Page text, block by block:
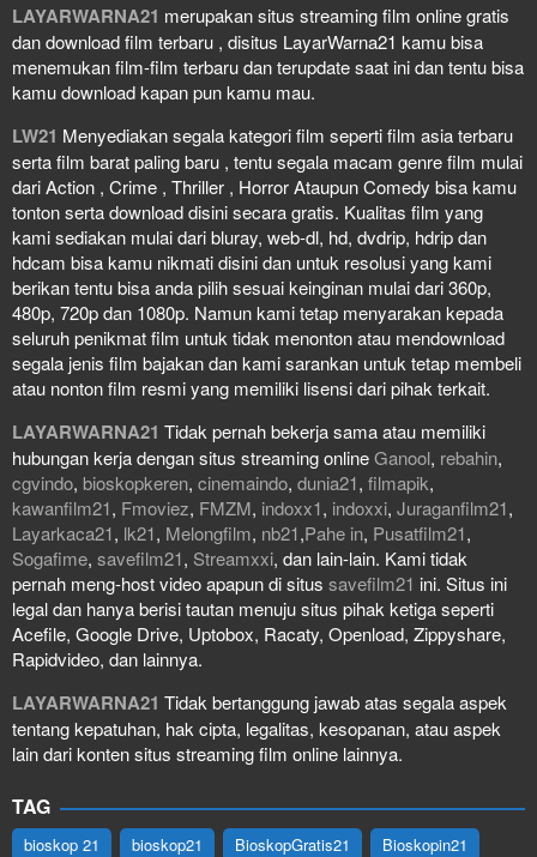
LAYARWARNA21 merupakan situs streaming film online gratis
dan download film terbaru , disitus LayarWarna21 kamu bisa
menemukan film-film terbaru dan terupdate saat ini dan tentu bisa
kamu download kapan pun kamu mau.
LW21 Menyediakan segala kategori film seperti film asia terbaru
serta film barat paling baru , tentu segala macam genre film mulai
dari Action , Crime , Thriller , Horror Ataupun Comedy bisa kamu
tonton serta download disini secara gratis. Kualitas film yang
kami sediakan mulai dari bluray, web-dl, hd, dvdrip, hdrip dan
hdcam bisa kamu nikmati disini dan untuk resolusi yang kami
berikan tentu bisa anda pilih sesuai keinginan mulai dari 360p,
480p, 720p dan 1080p. Namun kami tetap menyarakan kepada
seluruh penikmat film untuk tidak menonton atau mendownload
segala jenis film bajakan dan kami sarankan untuk tetap membeli
atau nonton film resmi yang memiliki lisensi dari pihak terkait.
LAYARWARNA21 Tidak pernah bekerja sama atau memiliki
hubungan kerja dengan situs streaming onlineGanool, rebahin,
cgvindo, bioskopkeren, cinemaindo, dunia21, filmapik,
kawanfilm21, Fmoviez, FMZM, indoxx1, indoxxi, Juraganfilm21,
Layarkaca21, lk21, Melongfilm, nb21,Pahe in, Pusatfilm21,
Sogafime, savefilm21, Streamxxi, dan lain-lain. Kami tidak
pernah meng-host video apapun di situs savefilm21 ini. Situs ini
legal dan hanya berisi tautan menuju situs pihak ketiga seperti
Acefile, Google Drive, Uptobox, Racaty, Openload, Zippyshare,
Rapidvideo, dan lainnya.
LAYARWARNA21 Tidak bertanggung jawab atas segala aspek
tentang kepatuhan, hak cipta, legalitas, kesopanan, atau aspek
lain dari konten situs streaming film online lainnya.
TAG
bioskop 21 bioskop21 BioskopGratis21 Bioskopin21